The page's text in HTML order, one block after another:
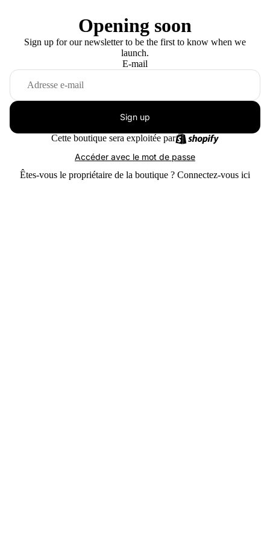
Opening soon
Sign up for our newsletter to be the first to know when we
launch.
E-mail
Sign up
Cette boutique sera exploitée par
Accéder avec le mot de passe
Êtes-vous le propriétaire de la boutique ? Connectez-vous ici